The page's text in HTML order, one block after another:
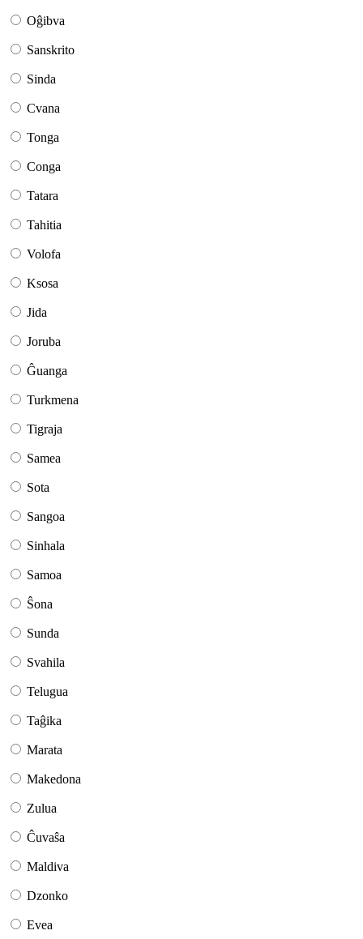
Oĝibva
Sanskrito
Sinda
Cvana
Tonga
Conga
Tatara
Tahitia
Volofa
Ksosa
Jida
Joruba
Ĝuanga
Turkmena
Tigraja
Samea
Sota
Sangoa
Sinhala
Samoa
Ŝona
Sunda
Svahila
Telugua
Taĝika
Marata
Makedona
Zulua
Ĉuvaŝa
Maldiva
Dzonko
Evea